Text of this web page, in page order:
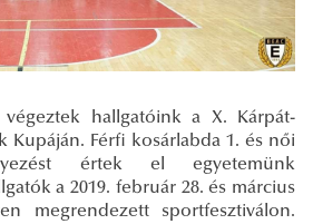
hallgatóink a X. Kárpát-
Kupáján. Férfi kosárlabda 1. és női
értek el egyetemünk
a 2019. február 28. és március
megrendezett sportfesztiválon.